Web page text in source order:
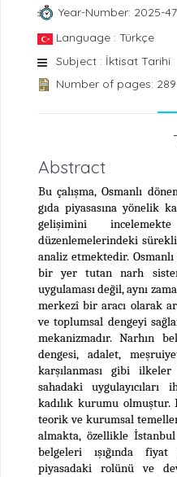
Year-Number: 2025-47
Language : Türkçe
Subject : İktisat Tarihi
Number of pages:
Abstract
Bu çalışma, Osmanlı
gıda piyasasına yönelik
gelişimini
düzenlemelerindeki
analiz etmektedir.
bir yer tutan narh
uygulaması değil, aynı
merkezî bir aracı olarak
ve toplumsal dengeyi
mekanizmadır. Narhın
dengesi, adalet,
karşılanması gibi
sahadaki
kadılık kurumu olmuştur.
teorik ve kurumsal
almakta, özellikle
belgeleri ışığında
piyasadaki rolünü ve